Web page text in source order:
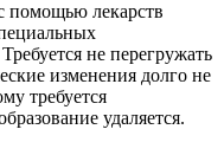
помощью лекарств
не перегружать
изменения долго не
требуется
удаляется.